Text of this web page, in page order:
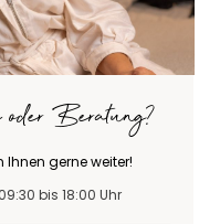
Beratung?
Ihnen gerne weiter!
bis 18:00 Uhr